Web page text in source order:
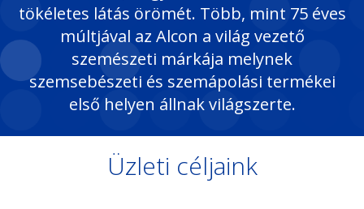
tökéletes látás örömét. Több, mint 75 éves
múltjával az Alcon a világ vezető
szemészeti márkája melynek
szemsebészeti és szemápolási termékei
első helyen állnak világszerte.
Üzleti céljaink